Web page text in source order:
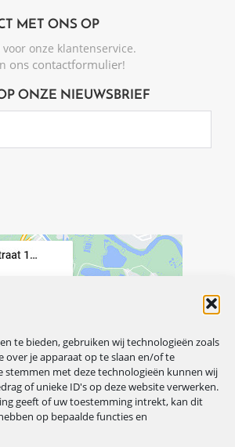
te bieden, gebruiken wij technologieën zoals
over je apparaat op te slaan en/of te
stemmen met deze technologieën kunnen wij
of unieke ID's op deze website verwerken.
geeft of uw toestemming intrekt, kan dit
op bepaalde functies en
MET ONS OP
voor onze klantenservice.
ons contactformulier!
ONZE NIEUWSBRIEF
SOCIALS